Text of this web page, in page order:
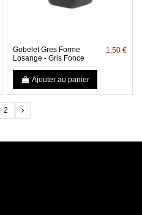
Gobelet Gres Forme
Losange - Gris Fonce
1,50 €
Ajouter au panier
2